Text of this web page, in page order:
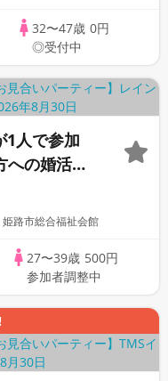
32〜47歳 0円
◎受付中
1人で参加
の婚活パ
路市総合福祉会館
27〜39歳 500円
参加者調整中